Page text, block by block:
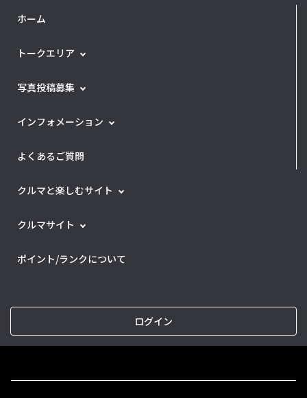
ホーム
トークエリア
写真投稿募集
インフォメーション
よくあるご質問
クルマと楽しむサイト
クルマサイト
ポイント/ランクについて
ログイン